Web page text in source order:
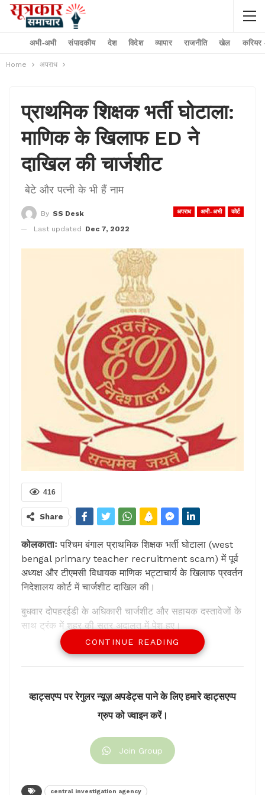
अभी-अभी संपादकीय देश विदेश व्यापार राजनीति खेल करियर
Home अपराध
प्राथमिक शिक्षक भर्ती घोटाला:
माणिक के खिलाफ ED ने
दाखिल की चार्जशीट
बेटे और पत्नी के भी हैं नाम
अपराध अभी-अभी कोर्ट
By SS Desk
Last updated
Dec 7, 2022
416
Share
कोलकाताः पश्चिम बंगाल प्राथमिक शिक्षक भर्ती घोटाला (west
bengal primary teacher recruitment scam) में पूर्व
अध्यक्ष और टीएमसी विधायक माणिक भट्टाचार्य के खिलाफ प्रवर्तन
निदेशालय कोर्ट में चार्जशीट दाखिल की।
बुधवार दोपहरईडी के अधिकारी चार्जशीट और सहायक दस्तावेजों के
साथ ट्रंक में शहर की सत्र अदालत में पेश हुए।
ईडी सूत्रों के मुताबिक 159 पन्नों की चार्जशीट के समर्थन में ट्रंक
में करीब 6000 पन्नों के दस्तावेज हैं। चार्जशीट में प्राथमिक शिक्षा
शामिल हैं।
ईडी से मिली जानकारी के अनुसार चार्जशीट में माणिक भट्टाचार्य
के नाम चार्जशीट में आरोपियों की सूची में हैं।
भटाचार्य को 10 अक्टूबर को गिरफ्तार किया था। गुरुवार को उस
CONTINUE READING
व्हाट्सएप्प पर रेगुलर न्यूज़ अपडेट्स पाने के लिए हमारे व्हाट्सएप्प
ग्रुप को ज्वाइन करें।
Join Group
central investigation agency